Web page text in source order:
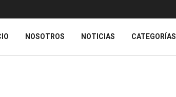
NOSOTROS NOTICIAS CATEGORÍAS